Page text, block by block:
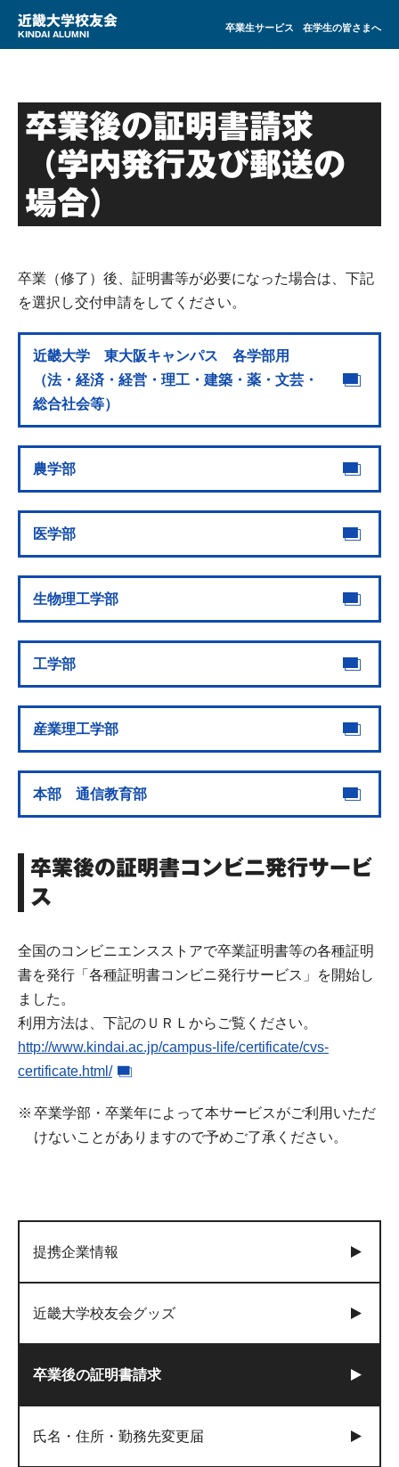
近畿大学校友会
KINDAI ALUMNI
卒業生サービス 在学生の皆さまへ
提携企業情報
近畿大学校友会グッズ
卒業後の証明書請求
氏名・住所・勤務先変更届
卒業後の証明書請求
（学内発行及び郵送の
場合）
卒業（修了）後、証明書等が必要になった場合は、下記
を選択し交付申請をしてください。
近畿大学 東大阪キャンパス 各学部用
（法・経済・経営・理工・建築・薬・文芸・
総合社会等）
農学部
医学部
生物理工学部
工学部
産業理工学部
本部 通信教育部
卒業後の証明書コンビニ発行サービ
ス
全国のコンビニエンスストアで卒業証明書等の各種証明
書を発行「各種証明書コンビニ発行サービス」を開始し
ました。
利用方法は、下記のＵＲＬからご覧ください。
http://www.kindai.ac.jp/campus-life/certificate/cvs-
certificate.html/
卒業学部・卒業年によって本サービスがご利用いただ
けないことがありますので予めご了承ください。